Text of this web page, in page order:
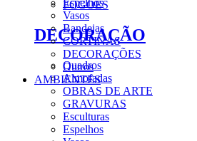
Vasos
Bandejas
CORTINAS
DECORAÇÕES
Outros
AMBIENTES
FOGÕES
DECORAÇÃO
Quadros
Almofadas
OBRAS DE ARTE
GRAVURAS
Esculturas
Espelhos